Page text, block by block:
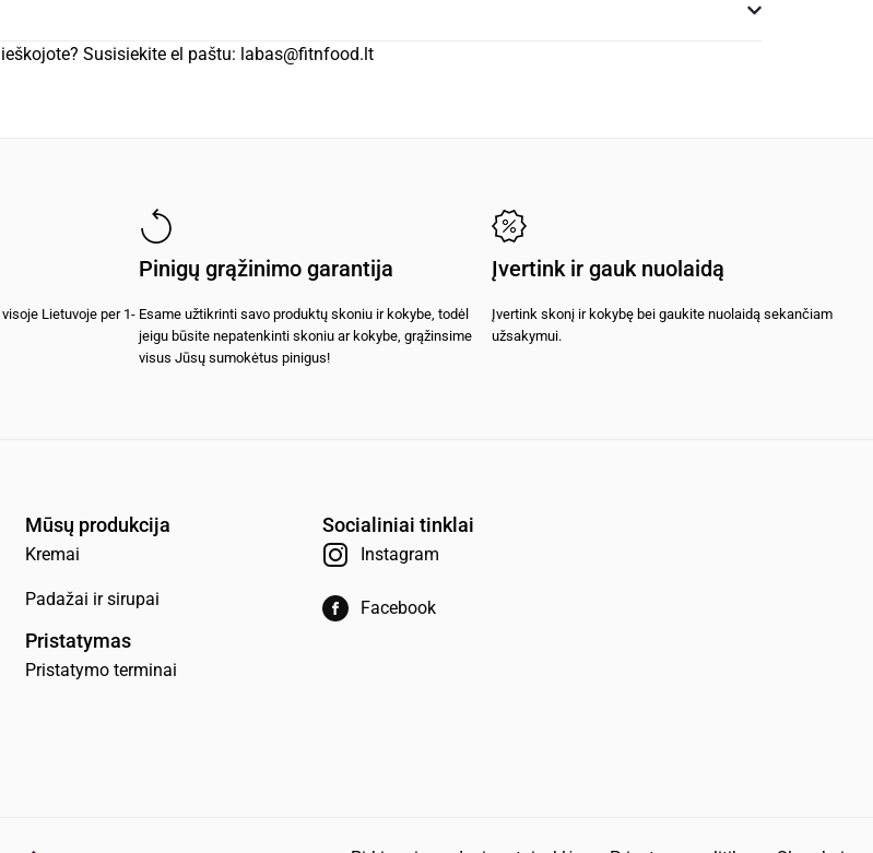
Susisiekite el paštu: labas@fitnfood.lt
Lietuvoje per 1-
Pinigų grąžinimo garantija
Esame užtikrinti savo produktų skoniu ir kokybe, todėl
jeigu būsite nepatenkinti skoniu ar kokybe, grąžinsime
visus Jūsų sumokėtus pinigus!
Įvertink ir gauk nuolaidą
Įvertink skonį ir kokybę bei gaukite nuolaidą sekančiam
užsakymui.
Mūsų produkcija
Kremai
Padažai ir sirupai
Pristatymas
Pristatymo terminai
Socialiniai tinklai
Instagram
Facebook